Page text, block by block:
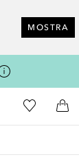
MOSTRA
HomeAlla Mia
Al